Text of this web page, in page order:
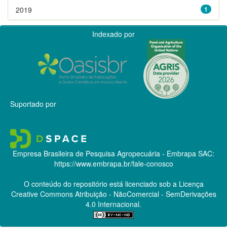
1
2019
Indexado por
Suportado por
Empresa Brasileira de Pesquisa Agropecuária - Embrapa SAC:
https://www.embrapa.br/fale-conosco
O conteúdo do repositório está licenciado sob a Licença
Creative CommonsAtribuição - NãoComercial - SemDerivações
4.0 Internacional.